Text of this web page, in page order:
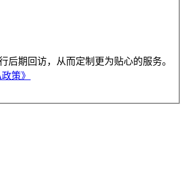
期回访，从而定制更为贴心的服务。
策》